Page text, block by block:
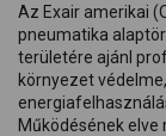
Az Exair amerikai
pneumatika
területére ajánl
környezet
Működésének